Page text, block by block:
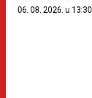
06. 08. 2026. u 13:30